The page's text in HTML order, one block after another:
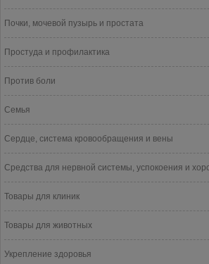
Почки, мочевой пузырь и простата
Простуда и профилактика
Против боли
Семья
Сердце, система кровообращения и вены
Средства для нервной системы, успокоения и
Товары для клиник
Товары для животных
Укрепление здоровья